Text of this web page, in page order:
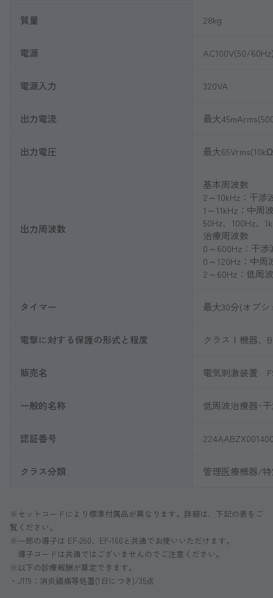
質量 28kg
電源 AC100V(50/
電源入力 320VA
出力電流 最大
出力電圧 最大
出力周波数
基本周波数
2～10kHz：干渉
1～11kHz：中周
50Hz、100Hz、
治療周波数
0～600Hz：干
0～120Hz：中周
2～60Hz：低周
タイマー 最大30分(オプ
電撃に対する保護の形式と程度 クラスⅠ機器、
販売名 電気刺激装置
一般的名称 低周波治療器･
認証番号
クラス分類 管理医療機器/
※セットコードにより標準付属品が異なります。詳細は、下記の表をご
覧ください。
※一部の導子は EF-260、EF-160と共通でお使いいただけます。
導子コードは共通ではございませんのでご注意ください。
※以下の診療報酬が算定できます。
・J119：消炎鎮痛等処置(1日につき)/35点